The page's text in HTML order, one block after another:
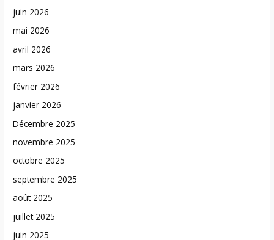
juin 2026
mai 2026
avril 2026
mars 2026
février 2026
janvier 2026
Décembre 2025
novembre 2025
octobre 2025
septembre 2025
août 2025
juillet 2025
juin 2025